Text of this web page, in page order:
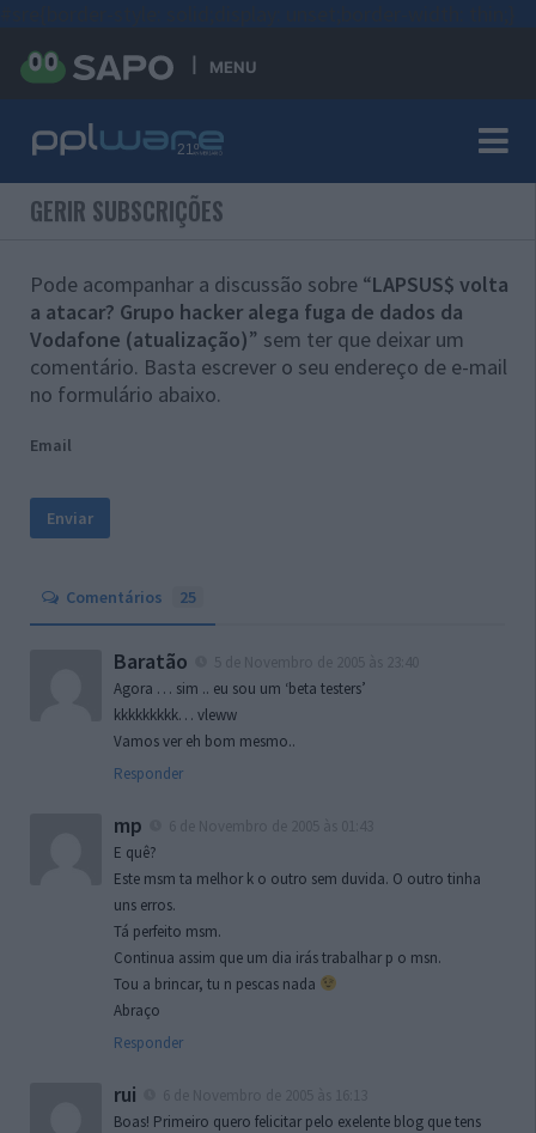
MENU
GERIR SUBSCRIÇÕES
Pode acompanhar a discussão sobre “LAPSUS$ volta
a atacar? Grupo hacker alega fuga de dados da
Vodafone (atualização)” sem ter que deixar um
comentário. Basta escrever o seu endereço de e-mail
no formulário abaixo.
Email
Comentários 25
Baratão
Agora … sim .. eu sou um ‘beta testers’
kkkkkkkkk… vleww
Vamos ver eh bom mesmo..
Responder
mp
E quê?
Este msm ta melhor k o outro sem duvida. O outro tinha
uns erros.
Tá perfeito msm.
Continua assim que um dia irás trabalhar p o msn.
Tou a brincar, tu n pescas nada
Abraço
Responder
rui
Boas! Primeiro quero felicitar pelo exelente blog que tens